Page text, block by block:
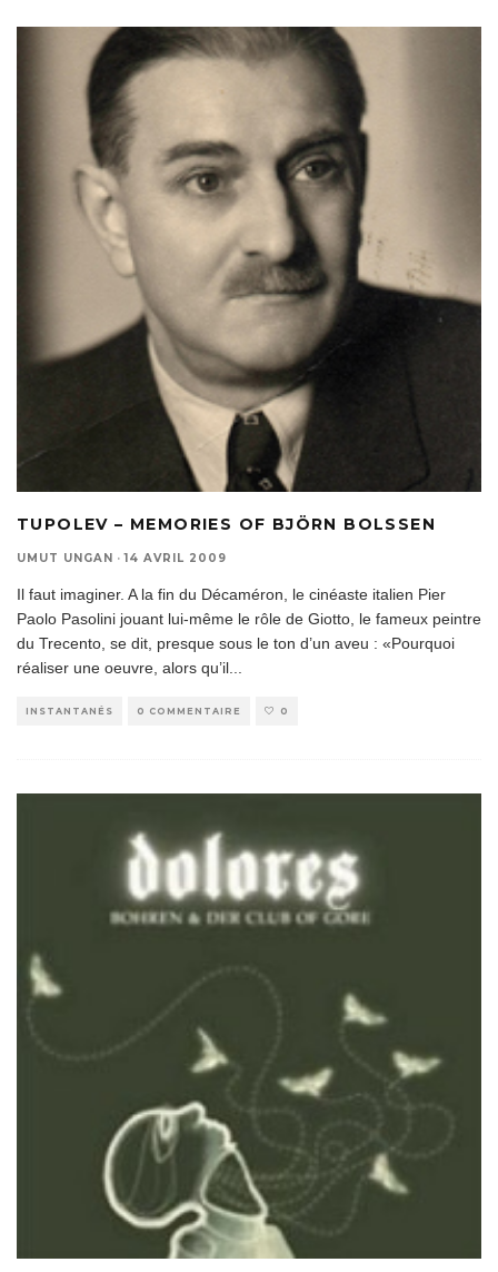
TUPOLEV – MEMORIES OF BJÖRN BOLSSEN
UMUT UNGAN · 14 AVRIL 2009
Il faut imaginer. A la fin du Décaméron, le cinéaste italien Pier
Paolo Pasolini jouant lui-même le rôle de Giotto, le fameux peintre
du Trecento, se dit, presque sous le ton d’un aveu : «Pourquoi
réaliser une oeuvre, alors qu’il
INSTANTANÉS 0 COMMENTAIRE 0